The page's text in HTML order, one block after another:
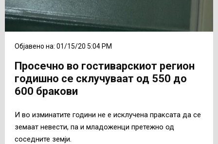
Објавено на: 01/15/20 5:04 PM
Просечно во гостиварскиот регион
годишно се склучуваат од 550 до
600 бракови
И во изминатите години не е исклучена праксата да се
земаат невести, па и младоженци претежно од
соседните земји.